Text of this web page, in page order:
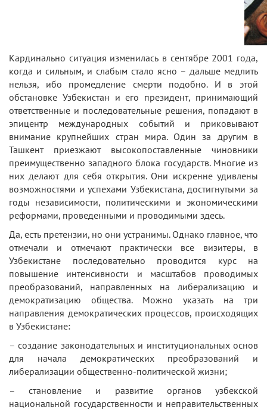
Кардинально ситуация изменилась в сентябре 2001 года,
когда и сильным, и слабым стало ясно – дальше медлить
нельзя, ибо промедление смерти подобно. И в этой
обстановке Узбекистан и его президент, принимающий
ответственные и последовательные решения, попадают в
эпицентр международных событий и приковывают
внимание крупнейших стран мира. Один за другим в
Ташкент приезжают высокопоставленные чиновники
преимущественно западного блока государств. Многие из
них делают для себя открытия. Они искренне удивлены
возможностями и успехами Узбекистана, достигнутыми за
годы независимости, политическими и экономическими
реформами, проведенными и проводимыми здесь.
Да, есть претензии, но они устранимы. Однако главное, что
отмечали и отмечают практически все визитеры, в
Узбекистане последовательно проводится курс на
повышение интенсивности и масштабов проводимых
преобразований, направленных на либерализацию и
демократизацию общества. Можно указать на три
направления демократических процессов, происходящих
в Узбекистане:
– создание законодательных и институциональных основ
для начала демократических преобразований и
либерализации общественно-политической жизни;
– становление и развитие органов узбекской
национальной государственности и неправительственных